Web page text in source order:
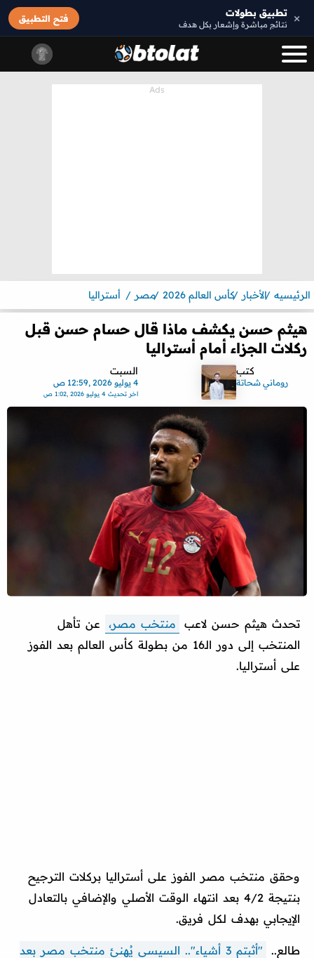
× تطبيق بطولات
نتائج مباشرة وإشعار بكل هدف
فتح التطبيق
الرئيسيه الأخبار كأس العالم 2026 مصر أستراليا
هيثم حسن يكشف ماذا قال حسام حسن قبل
ركلات الجزاء أمام أستراليا
كتب
روماني شحاتة
السبت
4 يوليو 2026 ,12:59 ص
اخر تحديث4 يوليو 2026 ,1:02 ص
تحدث هيثم حسن لاعب منتخب مصر،
عن تأهل
المنتخب إلى دور الـ16 من بطولة كأس العالم بعد الفوز
على أستراليا.
وحقق منتخب مصر الفوز على أستراليا بركلات الترجيح
بنتيجة 4/2 بعد انتهاء الوقت الأصلي والإضافي بالتعادل
الإيجابي بهدف لكل فريق.
طالع..
"أثبتم 3 أشياء".. السيسي يُهنئ منتخب مصر بعد